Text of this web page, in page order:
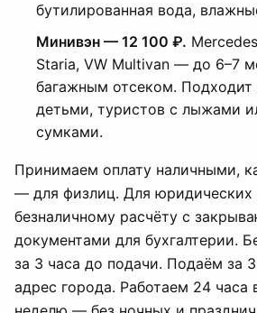
бутилированная вода,
Минивэн — 12 100 ₽.
Staria, VW Multivan — до 6–7
багажным отсеком. Подходит
детьми, туристов с лыжами
сумками.
Принимаем оплату наличными,
— для физлиц. Для юридических
безналичному расчёту с
документами для бухгалтерии.
за 3 часа до подачи. Подаём за
адрес города. Работаем 24 часа